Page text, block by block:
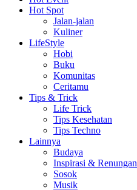
Hot Spot
Jalan-jalan
Kuliner
LifeStyle
Hobi
Buku
Komunitas
Ceritamu
Tips & Trick
Life Trick
Tips Kesehatan
Tips Techno
Lainnya
Budaya
Inspirasi & Renungan
Sosok
Musik